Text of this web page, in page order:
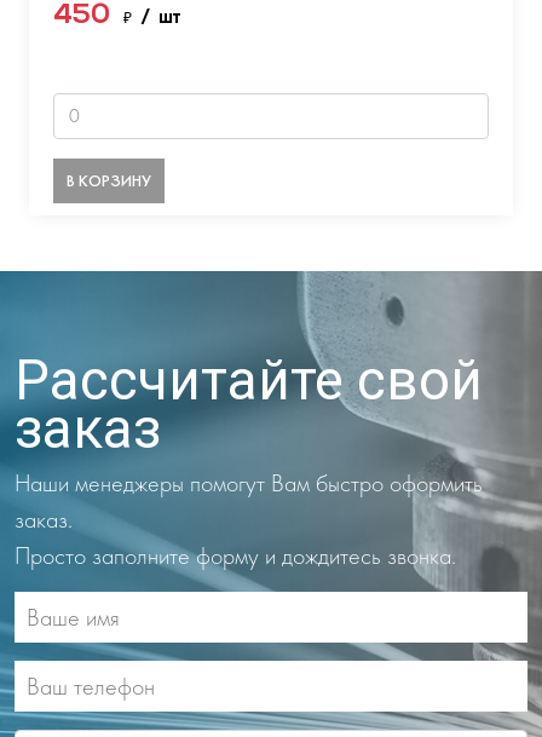
450 ₽ / шт
В КОРЗИНУ
Рассчитайте свой
заказ
Наши менеджеры помогут Вам быстро оформить
заказ.
Просто заполните форму и дождитесь звонка.